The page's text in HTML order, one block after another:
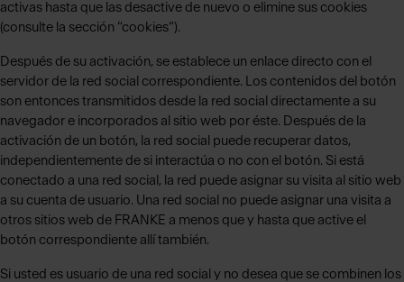
activas hasta que las desactive de nuevo o elimine sus cookies
(consulte la sección “cookies”).
Después de su activación, se establece un enlace directo con el
servidor de la red social correspondiente. Los contenidos del botón
son entonces transmitidos desde la red social directamente a su
navegador e incorporados al sitio web por éste. Después de la
activación de un botón, la red social puede recuperar datos,
independientemente de si interactúa o no con el botón. Si está
conectado a una red social, la red puede asignar su visita al sitio web
a su cuenta de usuario. Una red social no puede asignar una visita a
otros sitios web de FRANKE a menos que y hasta que active el
botón correspondiente allí también.
Si usted es usuario de una red social y no desea que se combinen los